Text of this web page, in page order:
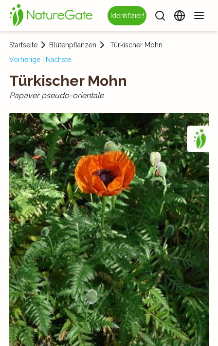
Identifizier!
Startseite Blütenpflanzen
Türkischer Mohn
Vorherige
Nächste
Türkischer Mohn
Papaver pseudo-orientale